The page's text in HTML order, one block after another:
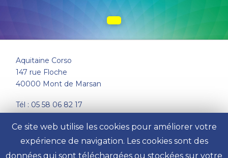
Aquitaine Corso
147 rue Floche
40000 Mont de Marsan
Tél : 05 58 06 82 17
Ce site web utilise les cookies pour améliorer votre
expérience de navigation. Les cookies sont des
données qui sont téléchargées ou stockées sur votre